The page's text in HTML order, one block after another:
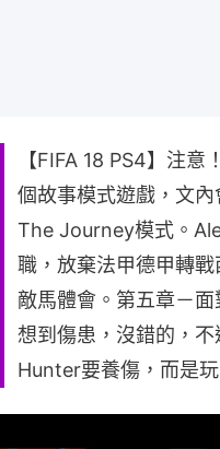
【FIFA 18 PS4】注
個故事模式遊戲，文
The Journey模式。
職，放棄法甲德甲轉
敵馬體會。第五章－
想到傷患，沒錯的，
Hunter要養傷，而是